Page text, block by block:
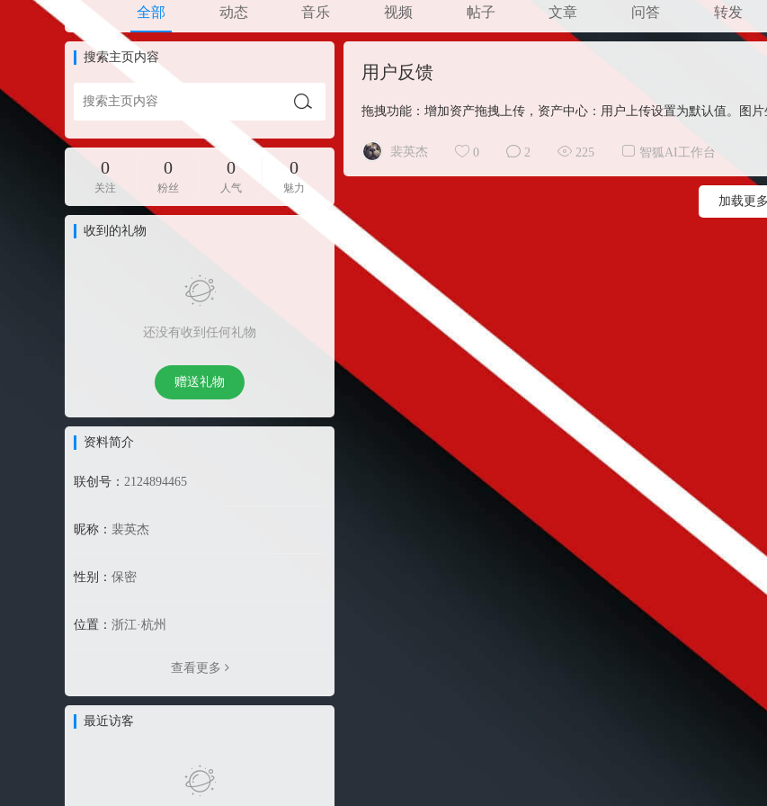
全部 动态 音乐 视频 帖子 文章 问答 转发
搜索主页内容
0
关注
0
粉丝
0
人气
0
魅力
收到的礼物
还没有收到任何礼物
赠送礼物
资料简介
联创号： 2124894465
昵称： 裴英杰
性别： 保密
位置： 浙江·杭州
查看更多
最近访客
用户反馈
拖拽功能：增加资产拖拽上传，资产中心：用户上传设置为默认值。图
裴英杰 0 2 225 智狐AI工作台
加载更多